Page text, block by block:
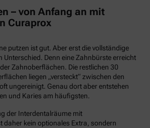
– von Anfang an mit
Curaprox
putzen ist gut. Aber erst die vollständige
Unterschied. Denn eine Zahnbürste erreicht
Zahnoberflächen. Die restlichen 30
liegen „versteckt“ zwischen den
ungereinigt. Genau dort aber entstehen
und Karies am häufigsten.
der Interdentalräume mit
daher kein optionales Extra, sondern